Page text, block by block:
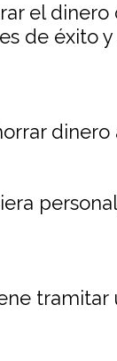
el dinero
de éxito
dinero
tramitar